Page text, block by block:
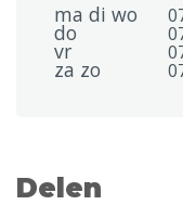
ma di wo
do
vr
za zo
Delen